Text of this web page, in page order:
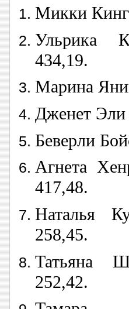
Микки
Ульрика
434,19.
Марина
Дженет
Беверли
Агнета
417,48.
Наталья
258,45.
Татьяна
252,42.